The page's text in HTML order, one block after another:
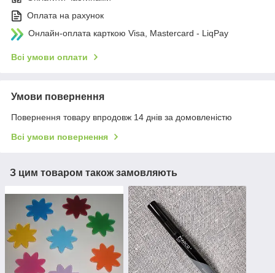
Оплата на рахунок
Онлайн-оплата карткою Visa, Mastercard - LiqPay
Всі умови оплати
Умови повернення
Повернення товару впродовж 14 днів за домовленістю
Всі умови повернення
З цим товаром також замовляють